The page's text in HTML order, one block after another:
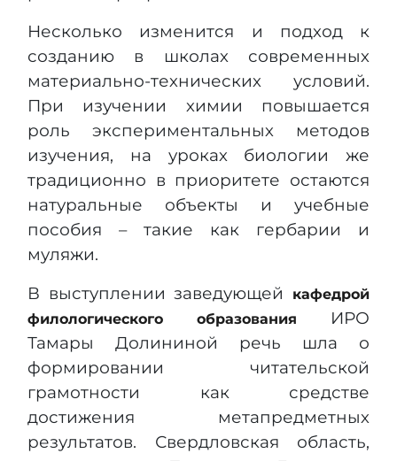
Несколько изменится и подход к
созданию в школах современных
материально-технических условий.
При изучении химии повышается
роль экспериментальных методов
изучения, на уроках биологии же
традиционно в приоритете остаются
натуральные объекты и учебные
пособия – такие как гербарии и
муляжи.
В выступлении заведующей
кафедрой
филологического образования
ИРО
Тамары Долининой речь шла о
формировании читательской
грамотности как средстве
достижения метапредметных
результатов. Свердловская область,